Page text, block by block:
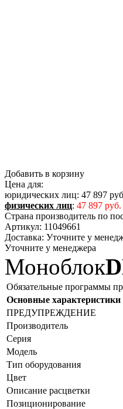
Добавить в корзину
Цена для:
юридических лиц: 47 897
физических лиц: 47 897 руб.
Страна производитель по
Артикул: 11049661
Доставка: Уточните у
Уточните у менеджера
Моноблок
Обязательные программы
Основные характеристики
ПРЕДУПРЕЖДЕНИЕ
Производитель
Серия
Модель
Тип оборудования
Цвет
Описание расцветки
Позиционирование